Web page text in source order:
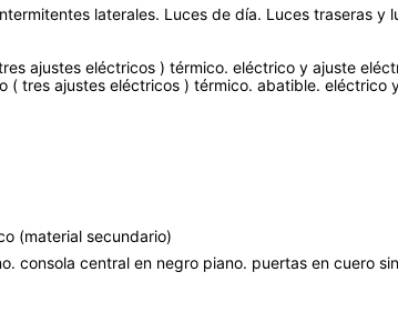
laterales. Luces de día. Luces traseras y
ajustes eléctricos ) térmico. eléctrico y ajuste
tres ajustes eléctricos ) térmico. abatible. eléctrico
(material secundario)
consola central en negro piano. puertas en cuero